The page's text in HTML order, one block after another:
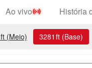
Ao vivo História
ft (Meio) 3281 ft (Base)